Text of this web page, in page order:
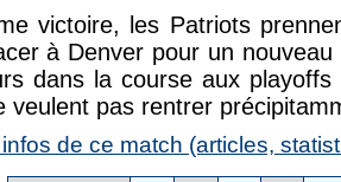
victoire, les Patriots
à Denver pour un
dans la course aux
veulent pas rentrer
de ce match (articles,